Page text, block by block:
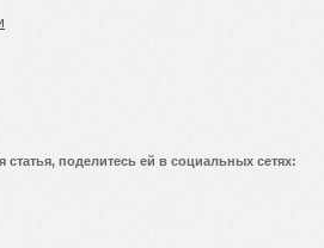
поделитесь ей в социальных сетях: